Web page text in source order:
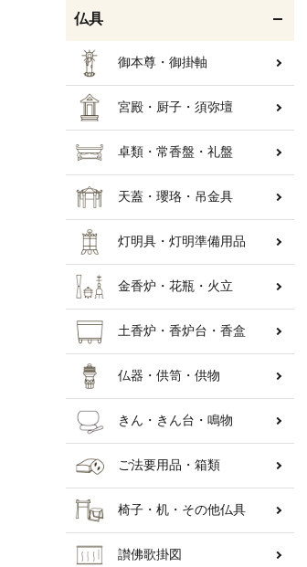
仏具
御本尊・御掛軸
宮殿・厨子・須弥壇
卓類・常香盤・礼盤
天蓋・瓔珞・吊金具
灯明具・灯明準備用品
金香炉・花瓶・火立
土香炉・香炉台・香盒
仏器・供笥・供物
きん・きん台・鳴物
ご法要用品・箱類
椅子・机・その他仏具
讃佛歌掛図